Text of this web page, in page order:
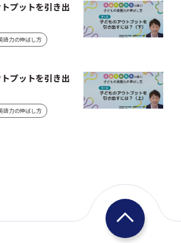
プットを引き出
語力の伸ばし方
プットを引き出
語力の伸ばし方